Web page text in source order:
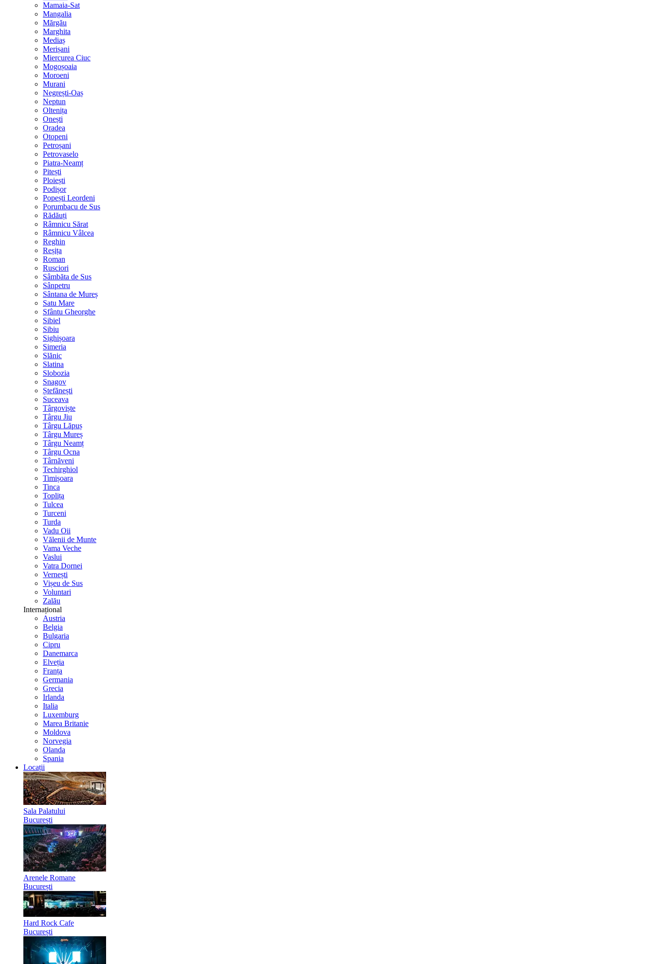
Mamaia-Sat
Mangalia
Mărgău
Marghita
Mediaș
Merișani
Miercurea Ciuc
Mogoșoaia
Moroeni
Murani
Negrești-Oaș
Neptun
Oltenița
Onești
Oradea
Otopeni
Petroșani
Petrovaselo
Piatra-Neamț
Pitești
Ploiești
Podișor
Popești Leordeni
Porumbacu de Sus
Rădăuți
Râmnicu Sărat
Râmnicu Vâlcea
Reghin
Reșița
Roman
Rusciori
Sâmbăta de Sus
Sânpetru
Sântana de Mureș
Satu Mare
Sfântu Gheorghe
Sibiel
Sibiu
Sighișoara
Simeria
Slănic
Slatina
Slobozia
Snagov
Ștefănești
Suceava
Târgoviște
Târgu Jiu
Târgu Lăpuș
Târgu Mureș
Târgu Neamț
Târgu Ocna
Târnăveni
Techirghiol
Timișoara
Tinca
Toplița
Tulcea
Turceni
Turda
Vadu Oii
Vălenii de Munte
Vama Veche
Vaslui
Vatra Dornei
Vernești
Vișeu de Sus
Voluntari
Zalău
Internațional
Austria
Belgia
Bulgaria
Cipru
Danemarca
Elveția
Franța
Germania
Grecia
Irlanda
Italia
Luxemburg
Marea Britanie
Moldova
Norvegia
Olanda
Spania
Locații
Sala Palatului
București
Arenele Romane
București
Hard Rock Cafe
București